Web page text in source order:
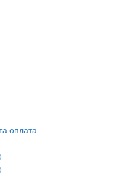
оплата